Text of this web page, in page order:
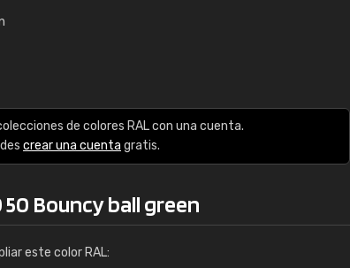
de colores RAL con una cuenta.
crear una cuenta gratis.
Bouncy ball green
este color RAL:
RAL K7 a base de agua
Info / pedido